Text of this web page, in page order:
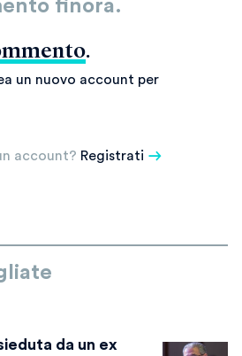
finora.
.
un nuovo account per
account? Registrati
da un ex